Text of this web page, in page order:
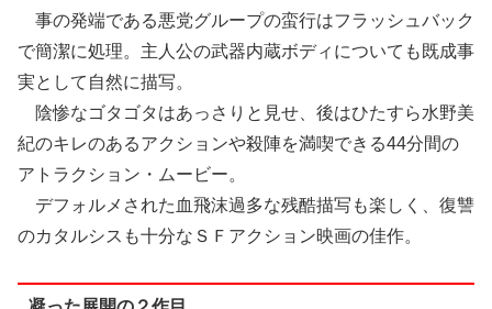
事の発端である悪党グループの蛮行はフラッシュバック
で簡潔に処理。主人公の武器内蔵ボディについても既成事
実として自然に描写。
陰惨なゴタゴタはあっさりと見せ、後はひたすら水野美
紀のキレのあるアクションや殺陣を満喫できる44分間の
アトラクション・ムービー。
デフォルメされた血飛沫過多な残酷描写も楽しく、復讐
のカタルシスも十分なＳＦアクション映画の佳作。